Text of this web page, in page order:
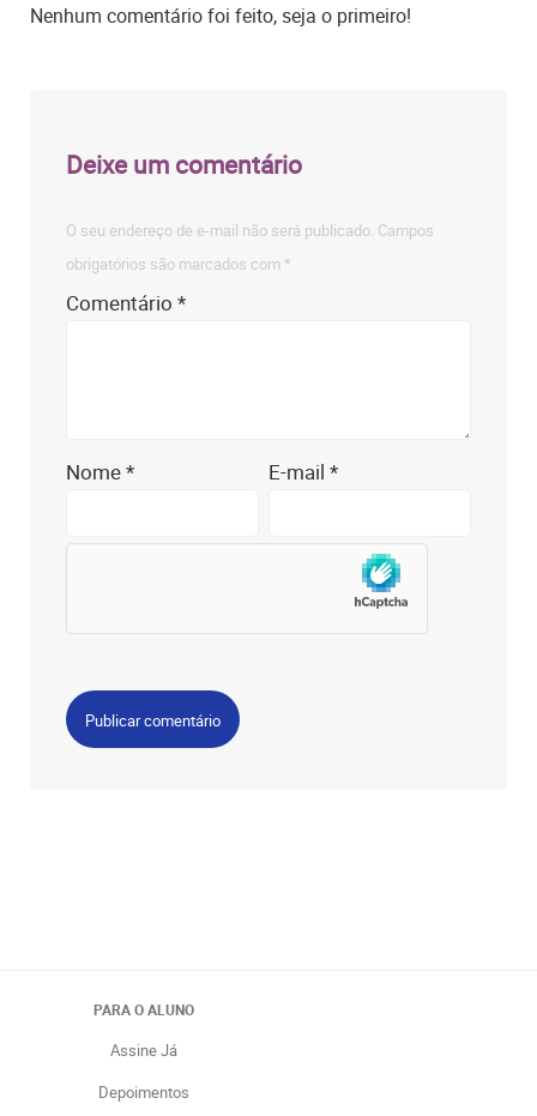
Nenhum comentário foi feito, seja o primeiro!
Deixe um comentário
O seu endereço de e-mail não será publicado. Campos
obrigatórios são marcados com *
Comentário*
Nome* E-mail *
PARA O ALUNO
Assine Já
Depoimentos